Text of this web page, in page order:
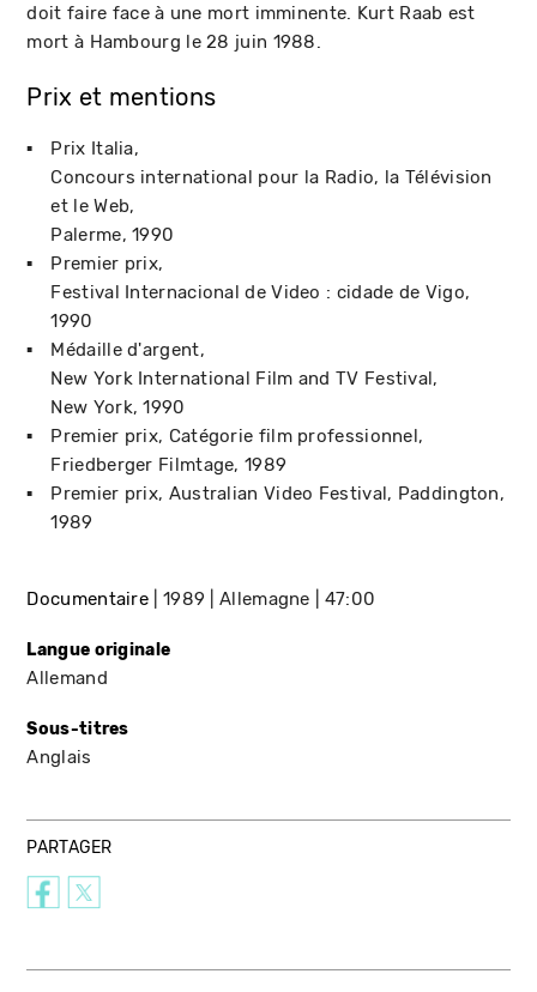
doit faire face à une mort imminente. Kurt Raab est
mort à Hambourg le 28 juin 1988.
Prix et mentions
Prix Italia
Concours international pour la Radio, la Télévision
et le Web
Palerme 1990
Premier prix
Festival Internacional de Video : cidade de Vigo
1990
Médaille d'argent
New York International Film and TV Festival
New York 1990
Premier prix, Catégorie film professionnel
Friedberger Filmtage 1989
Premier prix Australian Video Festival
Paddington
1989
Documentaire 1989 Allemagne 47:00
Langue originale
Allemand
Sous-titres
Anglais
PARTAGER